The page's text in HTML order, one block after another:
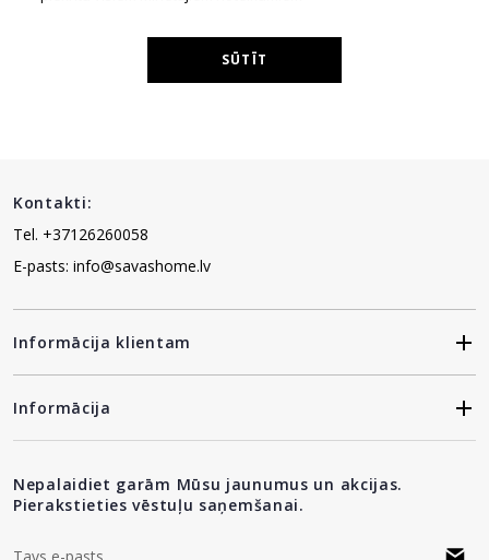
SŪTĪT
Kontakti:
Tel. +37126260058
E-pasts: info@savashome.lv
Informācija klientam
Informācija
Nepalaidiet garām Mūsu jaunumus un akcijas.
Pierakstieties vēstuļu saņemšanai.